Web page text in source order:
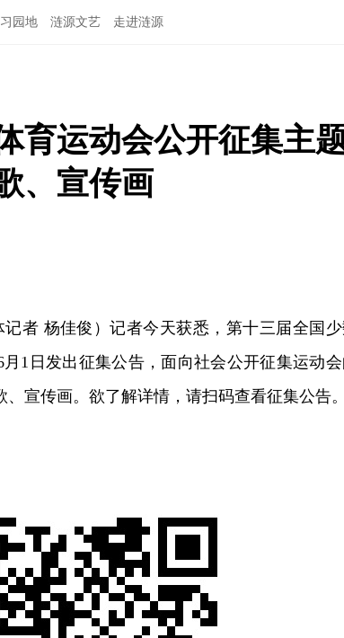
园地 涟源文艺 走进涟源
育运动会公开征集主
、宣传画
者 杨佳俊）记者今天获悉，第十三届全国
1日发出征集公告，面向社会公开征集运动
宣传画。欲了解详情，请扫码查看征集公告